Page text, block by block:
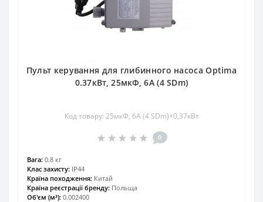
Пульт керування для глибинного насоса Optima
0.37кВт, 25мкФ, 6А (4 SDm)
Код товару: 25мкФ, 6А (4 SDm)+0,37кВт
0
Вага: 0.8 кг
Клас захисту: IP44
Країна походження: Китай
Країна реєстрації бренду: Польща
Об'єм (м³): 0.002400